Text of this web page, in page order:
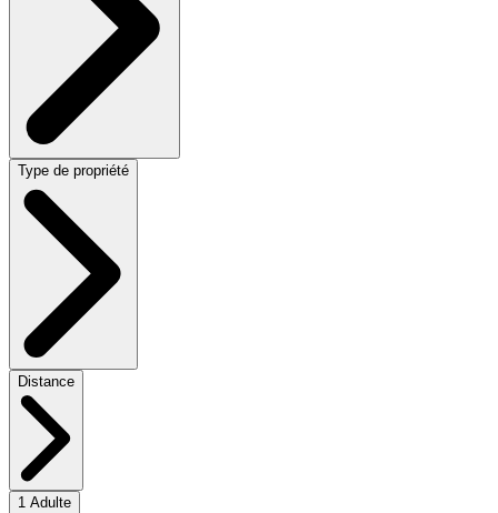
Type de propriété
Distance
1 Adulte